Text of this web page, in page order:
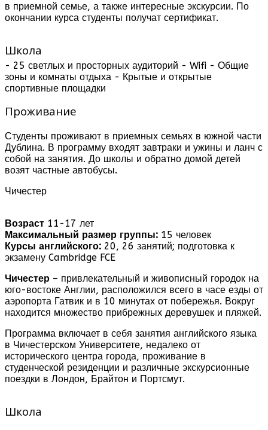
в приемной семье, а также интересные экскурсии. По
окончании курса студенты получат сертификат.
Школа
- 25 светлых и просторных аудиторий - Wifi - Общие
зоны и комнаты отдыха - Крытые и открытые
спортивные площадки
Проживание
Студенты проживают в приемных семьях в южной части
Дублина. В программу входят завтраки и ужины и ланч с
собой на занятия. До школы и обратно домой детей
возят частные автобусы.
Чичестер
Возраст 11-17 лет
Максимальный размер группы: 15 человек
Курсы английского: 20, 26 занятий; подготовка к
экзамену Cambridge FCE
Чичестер – привлекательный и живописный городок на
юго-востоке Англии, расположился всего в часе езды от
аэропорта Гатвик и в 10 минутах от побережья. Вокруг
находится множество прибрежных деревушек и пляжей.
Программа включает в себя занятия английского языка
в Чичестерском Университете, недалеко от
исторического центра города, проживание в
студенческой резиденции и различные экскурсионные
поездки в Лондон, Брайтон и Портсмут.
Школа